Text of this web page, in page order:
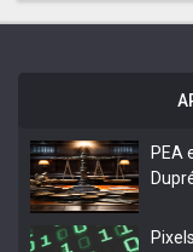
PEA